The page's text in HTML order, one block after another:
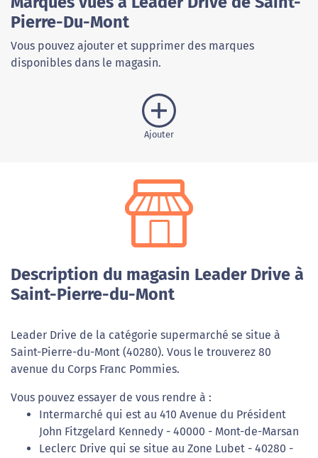
Pierre-Du-Mont
Vous pouvez ajouter et supprimer des marques
disponibles dans le magasin.
Ajouter
Description du magasin Leader Drive à
Saint-Pierre-du-Mont
Leader Drive de la catégorie supermarché se situe à
Saint-Pierre-du-Mont (40280). Vous le trouverez 80
avenue du Corps Franc Pommies.
Vous pouvez essayer de vous rendre à :
Intermarché qui est au 410 Avenue du Président
John Fitzgelard Kennedy - 40000 - Mont-de-Marsan
Leclerc Drive qui se situe au Zone Lubet - 40280 -